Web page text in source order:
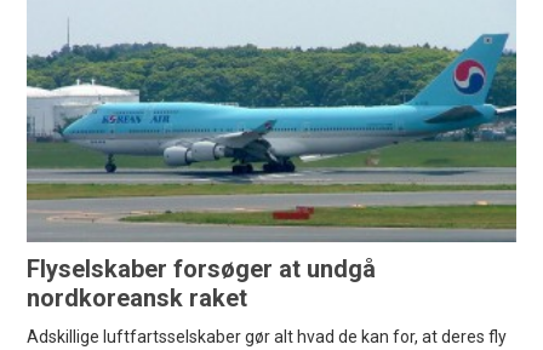
Flyselskaber forsøger at undgå
nordkoreansk raket
Adskillige luftfartsselskaber gør alt hvad de kan for, at deres fly